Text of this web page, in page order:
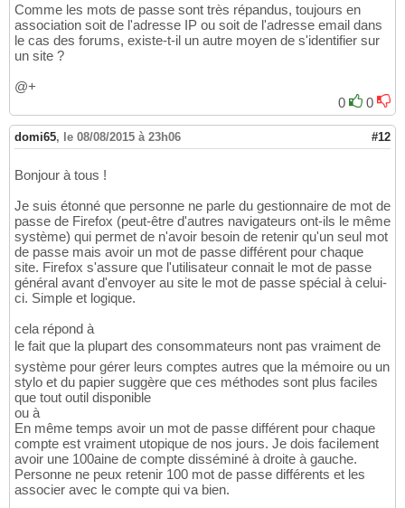
Comme les mots de passe sont très répandus, toujours en
association soit de l'adresse IP ou soit de l'adresse email dans
le cas des forums, existe-t-il un autre moyen de s'identifier sur
un site ?
@+
0
0
domi65, le 08/08/2015 à 23h06 #12
Bonjour à tous !
Je suis étonné que personne ne parle du gestionnaire de mot de
passe de Firefox (peut-être d'autres navigateurs ont-ils le même
système) qui permet de n'avoir besoin de retenir qu'un seul mot
de passe mais avoir un mot de passe différent pour chaque
site. Firefox s'assure que l'utilisateur connait le mot de passe
général avant d'envoyer au site le mot de passe spécial à celui-
ci. Simple et logique.
cela répond à
le fait que la plupart des consommateurs nont pas vraiment de
système pour gérer leurs comptes autres que la mémoire ou un
stylo et du papier suggère que ces méthodes sont plus faciles
que tout outil disponible
ou à
En même temps avoir un mot de passe différent pour chaque
compte est vraiment utopique de nos jours. Je dois facilement
avoir une 100aine de compte disséminé à droite à gauche.
Personne ne peux retenir 100 mot de passe différents et les
associer avec le compte qui va bien.